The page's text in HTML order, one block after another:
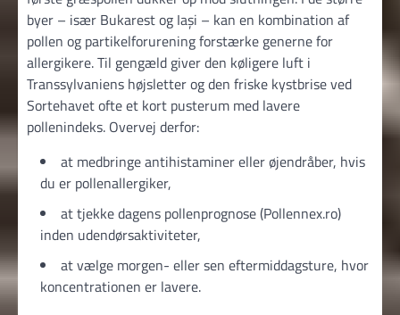
byer – især Bukarest og Iași – kan en kombination af
pollen og partikelforurening forstærke generne for
allergikere. Til gengæld giver den køligere luft i
Transsylvaniens højsletter og den friske kystbrise ved
Sortehavet ofte et kort pusterum med lavere
pollenindeks. Overvej derfor:
at medbringe antihistaminer eller øjendråber, hvis
du er pollenallergiker,
at tjekke dagens pollenprognose (Pollennex.ro)
inden udendørsaktiviteter,
at vælge morgen- eller sen eftermiddagsture, hvor
koncentrationen er lavere.